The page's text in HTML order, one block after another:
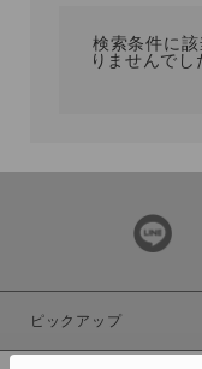
ブランド
検索条件に
りませんで
ピックアップ